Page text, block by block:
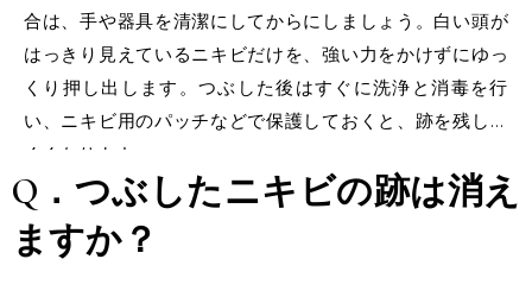
合は、手や器具を清潔にしてからにしましょう。白い頭が
はっきり見えているニキビだけを、強い力をかけずにゆっ
くり押し出します。つぶした後はすぐに洗浄と消毒を行
い、ニキビ用のパッチなどで保護しておくと、跡を残しに
くくなります。
Q． つぶしたニキビの跡は消え
ますか？